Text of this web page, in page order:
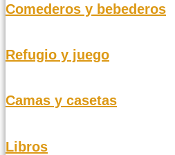
Comederos y bebederos
Refugio y juego
Camas y casetas
Libros